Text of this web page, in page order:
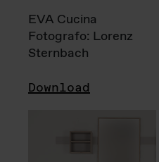
EVA Cucina
Fotografo: Lorenz
Sternbach
Download